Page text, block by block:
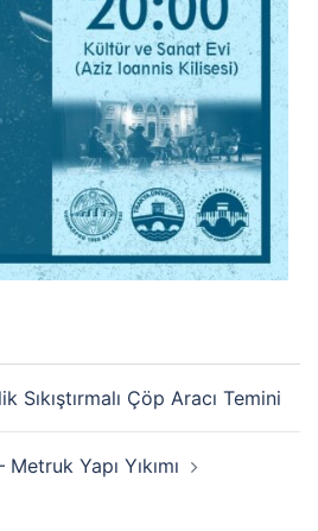
Sıkıştırmalı Çöp Aracı Temini
Yapı Yıkımı